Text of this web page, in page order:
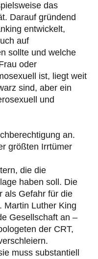
das
Darauf gründend
entwickelt,
auf
sollte und welche
oder
ist, liegt weit
sind, aber ein
und
an.
größten Irrtümer
die die
haben soll. Die
als Gefahr für die
Martin Luther King
Gesellschaft an –
der CRT,
muss substantiell